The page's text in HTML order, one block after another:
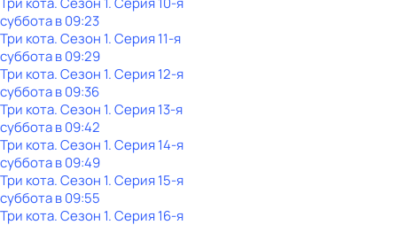
субботав09:23
Три кота. Сезон 1. Серия 11-я
субботав09:29
Три кота. Сезон 1. Серия 12-я
субботав09:36
Три кота. Сезон 1. Серия 13-я
субботав09:42
Три кота. Сезон 1. Серия 14-я
субботав09:49
Три кота. Сезон 1. Серия 15-я
субботав09:55
Три кота. Сезон 1. Серия 16-я